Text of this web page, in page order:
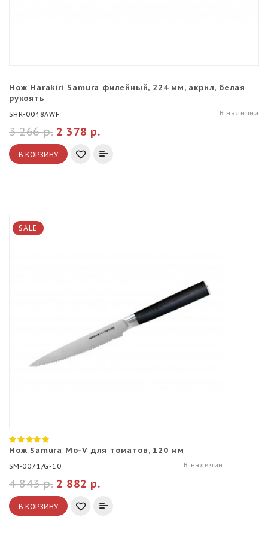
Нож Harakiri Samura филейный, 224 мм, акрил, белая
рукоять
SHR-0048AWF В наличии
2 378 р.
3 266 р.
В КОРЗИНУ
SALE
Нож Samura Mo-V для томатов, 120 мм
SM-0071/G-10 В наличии
2 882 р.
4 843 р.
В КОРЗИНУ